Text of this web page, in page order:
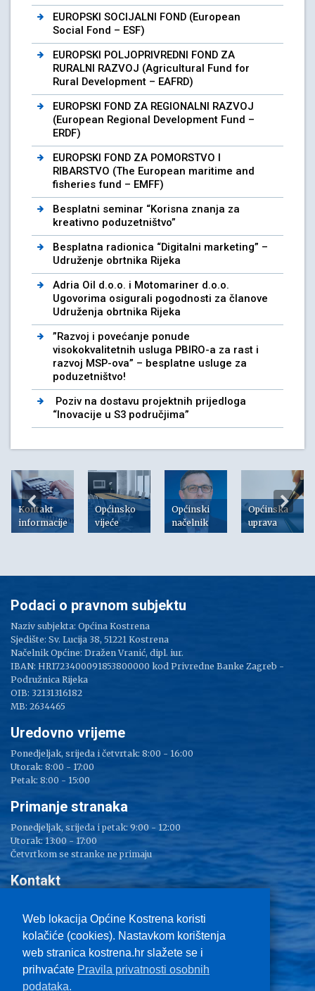
EUROPSKI SOCIJALNI FOND (European
Social Fond – ESF)
EUROPSKI POLJOPRIVREDNI FOND ZA
RURALNI RAZVOJ (Agricultural Fund for
Rural Development – EAFRD)
EUROPSKI FOND ZA REGIONALNI RAZVOJ
(European Regional Development Fund –
ERDF)
EUROPSKI FOND ZA POMORSTVO I
RIBARSTVO (The European maritime and
fisheries fund – EMFF)
Besplatni seminar “Korisna znanja za
kreativno poduzetništvo”
Besplatna radionica “Digitalni marketing” –
Udruženje obrtnika Rijeka
Adria Oil d.o.o. i Motomariner d.o.o.
Ugovorima osigurali pogodnosti za članove
Udruženja obrtnika Rijeka
”Razvoj i povećanje ponude
visokokvalitetnih usluga PBIRO-a za rast i
razvoj MSP-ova” – besplatne usluge za
poduzetništvo!
Poziv na dostavu projektnih prijedloga
“Inovacije u S3 područjima”
Kontakt
informacije
Općinsko
vijeće
Općinski
načelnik
Općinska
uprava
Web lokacija Općine Kostrena koristi
kolačiće (cookies). Nastavkom korištenja
web stranica kostrena.hr slažete se i
prihvaćate Pravila privatnosti osobnih
podataka.
Podaci o pravnom subjektu
Naziv subjekta: Općina Kostrena
Sjedište: Sv. Lucija 38, 51221 Kostrena
Načelnik Općine: Dražen Vranić, dipl. iur.
IBAN: HR1723400091853800000 kod Privredne Banke Zagreb -
Podružnica Rijeka
OIB: 32131316182
MB: 2634465
Uredovno vrijeme
Ponedjeljak, srijeda i četvrtak: 8:00 - 16:00
Utorak: 8:00 - 17:00
Petak: 8:00 - 15:00
Primanje stranaka
Ponedjeljak, srijeda i petak: 9:00 - 12:00
Utorak: 13:00 - 17:00
Četvrtkom se stranke ne primaju
Kontakt
Tel: 051/ 209 000
Fax: 051/ 289 400
E-mail:kostrena@kostrena.hr
Kontakt informacije
Uvjeti korištenja